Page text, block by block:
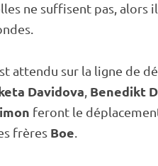
ne suffisent pas, alors
attendu sur la ligne de
Davidova, Benedikt
feront le
frères Boe.